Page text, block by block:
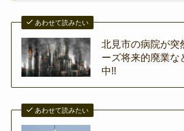
あわせて読みたい
北見市の病院が突
ーズ将来的廃業な
中!!
あわせて読みたい